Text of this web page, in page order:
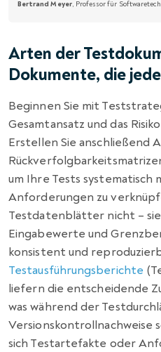
Bertrand Meyer, Professor für
Arten der
Dokumente, die
Beginnen Sie mit
Gesamtansatz und das
Erstellen Sie anschließend
um Ihre Tests systematisch
Anforderungen zu
Testdatenblätter nicht –
Eingabewerte und
konsistent und
Testausführungsberichte
liefern die entscheidende
was während der
Versionskontrollnachweise
sich Testartefakte oder